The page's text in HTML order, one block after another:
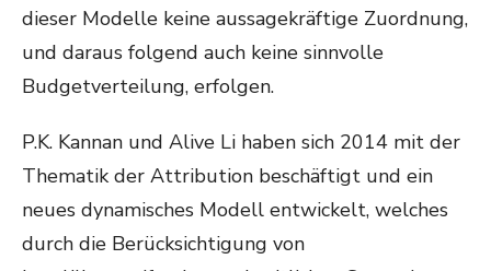
dieser Modelle keine aussagekräftige Zuordnung,
und daraus folgend auch keine sinnvolle
Budgetverteilung, erfolgen.
P.K. Kannan und Alive Li haben sich 2014 mit der
Thematik der Attribution beschäftigt und ein
neues dynamisches Modell entwickelt, welches
durch die Berücksichtigung von